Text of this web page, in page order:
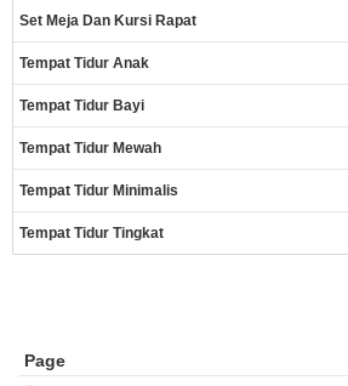
Set Meja Dan Kursi Rapat
Tempat Tidur Anak
Tempat Tidur Bayi
Tempat Tidur Mewah
Tempat Tidur Minimalis
Tempat Tidur Tingkat
Page